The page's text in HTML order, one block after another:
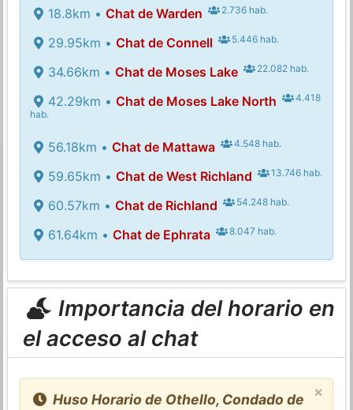
18.8km • Chat de Warden 2.736 hab.
29.95km • Chat de Connell 5.446 hab.
34.66km • Chat de Moses Lake 22.082 hab.
42.29km • Chat de Moses Lake North
4.418
hab.
56.18km • Chat de Mattawa 4.548 hab.
59.65km • Chat de West Richland 13.746 hab.
60.57km • Chat de Richland 54.248 hab.
61.64km • Chat de Ephrata 8.047 hab.
Importancia del horario en
el acceso al chat
×
Huso Horario de Othello, Condado de